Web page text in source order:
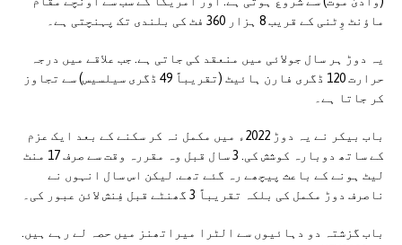
ماؤنٹ وِٹنی کے قریب 8 ہزار 360 فٹ کی بلندی تک پہنچتی ہے۔
یہ دوڑ ہر سال جولائی میں منعقد کی جاتی ہے. جب علاقے میں درجہ
حرارت 120 ڈگری فارن ہائیٹ (تقریباً 49 ڈگری سیلسیس) سے تجاوز
کر جاتا ہے۔
باب بیکر نے یہ دوڑ 2022ء میں مکمل نہ کر سکنے کے بعد ایک عزم
کے ساتھ دوبارہ کوشش کی. 3 سال قبل وہ مقررہ وقت سے صرف 17 منٹ
لیٹ ہونے کے باعث پیچھے رہ گئے تھے. لیکن اس سال انہوں نے
ناصرف دوڑ مکمل کی بلکہ تقریباً 3 گھنٹے قبل فِنش لائن عبور کی۔
باب گزشتہ دو دہائیوں سے الٹرا میراتھنز میں حصہ لے رہے ہیں.